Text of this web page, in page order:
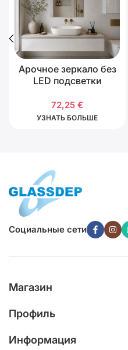
Арочное зеркало без
LED подсветки
72,25 €
УЗНАТЬ БОЛЬШЕ
Социальные сети
Магазин
Профиль
Информация